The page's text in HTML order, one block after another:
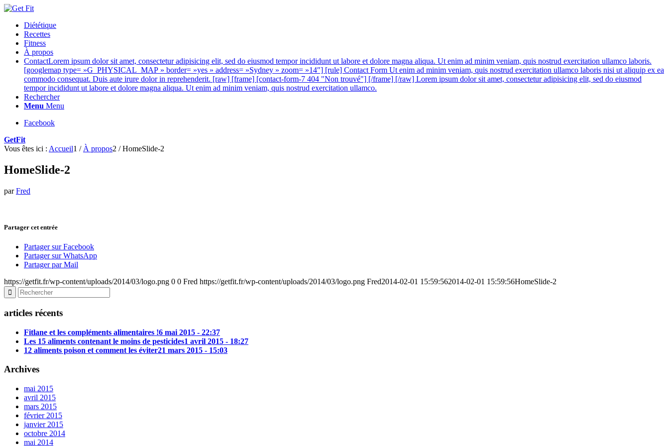
Diététique
Recettes
Fitness
À propos
ContactLorem ipsum dolor sit amet, consectetur adipisicing elit, sed do eiusmod tempor incididunt ut labore et dolore magna aliqua. Ut enim ad minim veniam, quis nostrud exercitation ullamco laboris.
[googlemap type= »G_PHYSICAL_MAP » border= »yes » address= »Sydney » zoom= »14″] [rule] Contact Form Ut enim ad minim veniam, quis nostrud exercitation ullamco laboris nisi ut aliquip ex ea
commodo consequat. Duis aute irure dolor in reprehenderit. [raw] [frame] [contact-form-7 404 "Non trouvé"] [/frame] [/raw] Lorem ipsum dolor sit amet, consectetur adipisicing elit, sed do eiusmod
tempor incididunt ut labore et dolore magna aliqua. Ut enim ad minim veniam, quis nostrud exercitation ullamco.
Rechercher
Menu Menu
Facebook
GetFit
Vous êtes ici : Accueil1 / À propos2 / HomeSlide-2
HomeSlide-2
parFred
Partager cet entrée
Partager sur Facebook
Partager sur WhatsApp
Partager par Mail
https://getfit.fr/wp-content/uploads/2014/03/logo.png 0 0 Fred https://getfit.fr/wp-content/uploads/2014/03/logo.png Fred2014-02-01 15:59:562014-02-01 15:59:56HomeSlide-2
articles récents
Fitlane et les compléments alimentaires !6 mai 2015 - 22:37
Les 15 aliments contenant le moins de pesticides1 avril 2015 - 18:27
12 aliments poison et comment les éviter21 mars 2015 - 15:03
Archives
mai 2015
avril 2015
mars 2015
février 2015
janvier 2015
octobre 2014
mai 2014